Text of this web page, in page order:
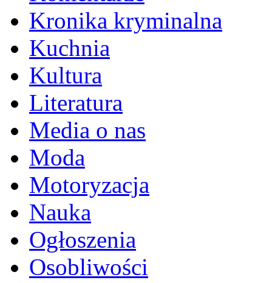
Kronika kryminalna
Kuchnia
Kultura
Literatura
Media o nas
Moda
Motoryzacja
Nauka
Ogłoszenia
Osobliwości